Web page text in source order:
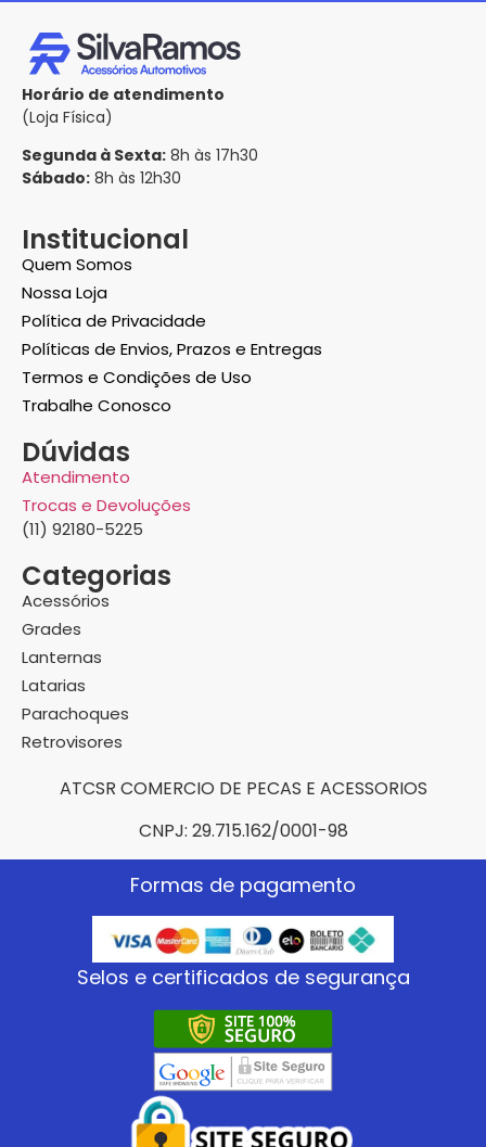
Horário de atendimento
(Loja Física)
Segunda à Sexta: 8h às 17h30
Sábado: 8h às 12h30
Institucional
Quem Somos
Nossa Loja
Política de Privacidade
Políticas de Envios, Prazos e Entregas
Termos e Condições de Uso
Trabalhe Conosco
Dúvidas
Atendimento
Trocas e Devoluções
(11) 92180-5225
Categorias
Acessórios
Grades
Lanternas
Latarias
Parachoques
Retrovisores
ATCSR COMERCIO DE PECAS E ACESSORIOS
CNPJ: 29.715.162/0001-98
Formas de pagamento
Selos e certificados de segurança